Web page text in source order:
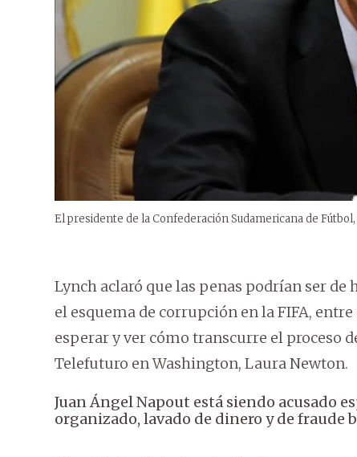
El presidente de la Confederación Sudamericana de
Lynch aclaró que las penas podrían ser
el esquema de corrupción en la FIFA,
esperar y ver cómo transcurre el proceso
Telefuturo en Washington, Laura Newton.
Juan Ángel Napout está siendo acusado
organizado, lavado de dinero y de fraude